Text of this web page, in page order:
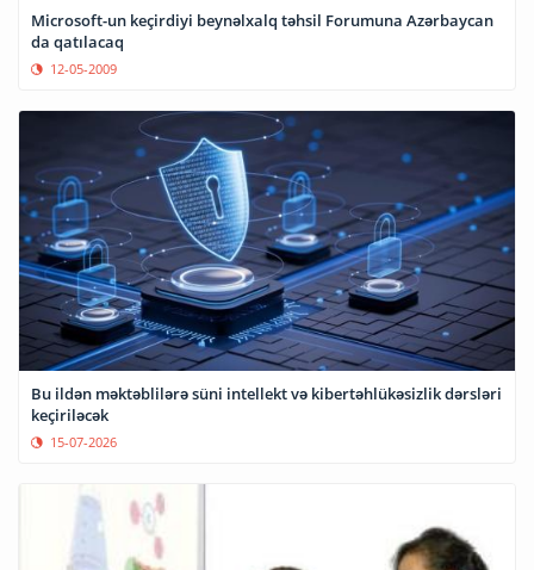
Microsoft-un keçirdiyi beynəlxalq təhsil Forumuna Azərbaycan
da qatılacaq
12-05-2009
Bu ildən məktəblilərə süni intellekt və kibertəhlükəsizlik dərsləri
keçiriləcək
15-07-2026